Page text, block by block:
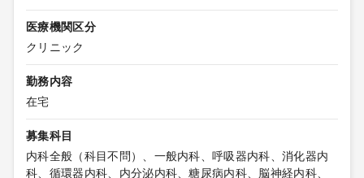
医療機関区分
クリニック
勤務内容
在宅
募集科目
内科全般（科目不問）、一般内科、呼吸器内科、消化器内
科、循環器内科、内分泌内科、糖尿病内科、脳神経内科、